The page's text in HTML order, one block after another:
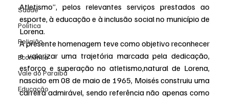
Saúde
Politica
Religião
Economia
Vale do Paraiba
Educação
Atletismo”, pelos relevantes serviços prestados ao
esporte, à educação e à inclusão social no município de
Lorena.
A presente homenagem teve como objetivo reconhecer
e valorizar uma trajetória marcada pela dedicação,
esforço e superação no atletismo,natural de Lorena,
nascido em 08 de maio de 1965, Moisés construiu uma
carreira admirável, sendo referência não apenas como